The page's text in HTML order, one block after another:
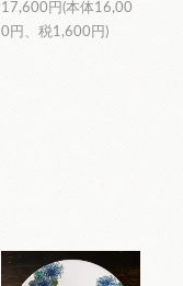
17,600円(本体16,00
0円、税1,600円)